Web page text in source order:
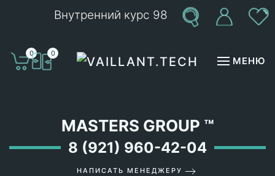
Внутренний курс 98
0 0
МЕНЮ
MASTERS GROUP ™
8 (921) 960-42-04
НАПИСАТЬ МЕНЕДЖЕРУ